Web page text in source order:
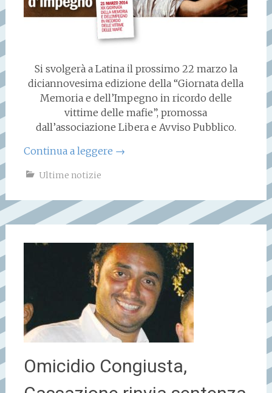
Si svolgerà a Latinail prossimo 22 marzo la
diciannovesima edizione della “Giornata della
Memoria e dell’Impegno in ricordo delle
vittime delle mafie”, promossa
dall’associazione Libera e Avviso Pubblico.
Continua a leggere →
Ultime notizie
Omicidio Congiusta,